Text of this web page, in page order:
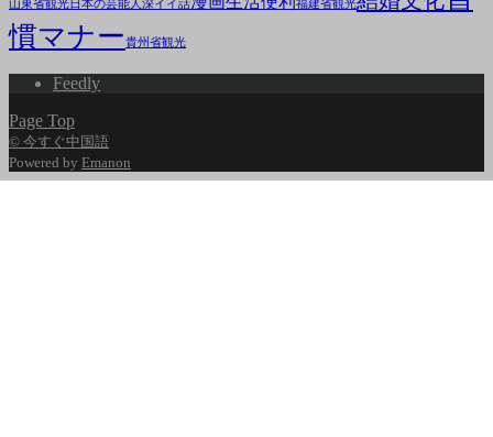
山東省観光日本の芸能人 深イイ話 福建省観光
慣マナー貴州省観光
Feedly
Page Top
© 今すぐ中国語
Powered by Emanon